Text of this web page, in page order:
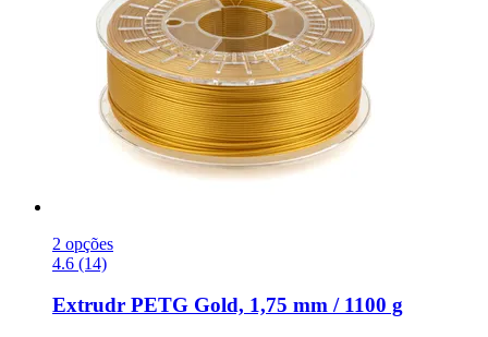
2 opções
4.6 (14)
Extrudr PETG Gold, 1,75 mm / 1100 g